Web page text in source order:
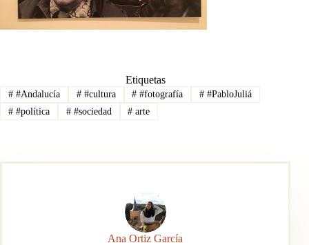
Etiquetas
##Andalucía ##cultura # #fotografía # #PabloJuliá
##política ##sociedad # arte
Ana Ortiz García